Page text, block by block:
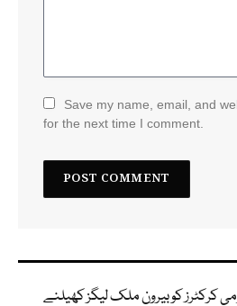
Save my name, email, and
for the next time I comment.
کرکٹرز کو بیرون ملک لیگز کھیلنے